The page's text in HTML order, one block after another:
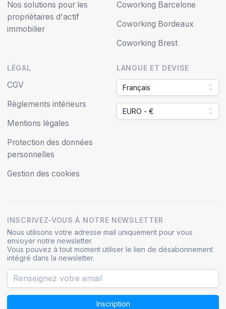
Nos solutions pour les
propriétaires d'actif
immobilier
Coworking Barcelone
Coworking Bordeaux
Coworking Brest
LÉGAL
CGV
Règlements intérieurs
Mentions légales
Protection des données
personnelles
Gestion des cookies
LANGUE ET DEVISE
Français
EURO - €
INSCRIVEZ-VOUS À NOTRE NEWSLETTER
Nous utilisons votre adresse mail uniquement pour vous
envoyer notre newsletter.
Vous pouvez à tout moment utiliser le lien de désabonnement
intégré dans la newsletter.
Inscription